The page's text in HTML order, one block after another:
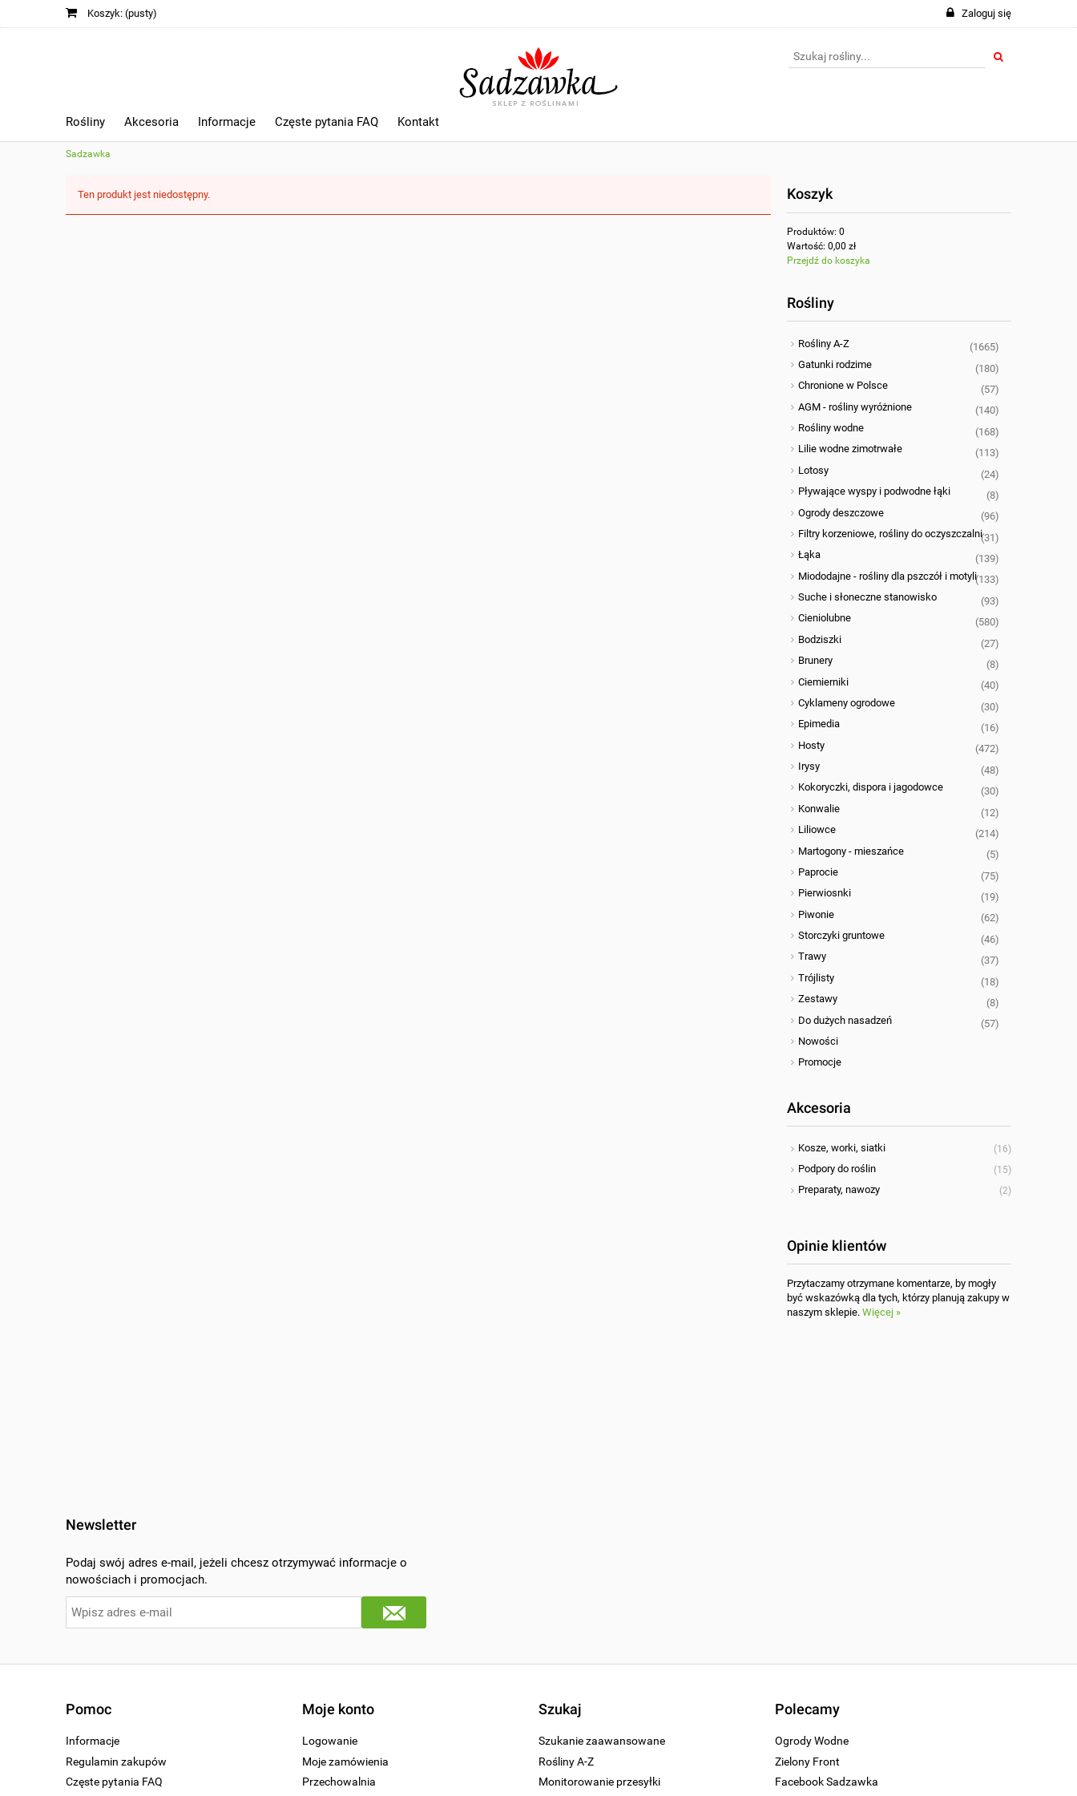
Zaloguj się
Koszyk: (pusty)
Rośliny Akcesoria Informacje Częste pytania FAQ Kontakt
Sadzawka
Ten produkt jest niedostępny. Koszyk
Produktów: 0
Wartość: 0,00 zł
Przejdź do koszyka
Rośliny
Rośliny A-Z
(1665)
Gatunki rodzime
(180)
Chronione w Polsce
(57)
AGM - rośliny wyróżnione
(140)
Rośliny wodne
(168)
Lilie wodne zimotrwałe
(113)
Lotosy
(24)
Pływające wyspy i podwodne łąki
(8)
Ogrody deszczowe
(96)
Filtry korzeniowe, rośliny do oczyszczalni(31)
Łąka
(139)
Miododajne - rośliny dla pszczół i motyli(133)
Suche i słoneczne stanowisko
(93)
Cieniolubne
(580)
Bodziszki
(27)
Brunery
(8)
Ciemierniki
(40)
Cyklameny ogrodowe
(30)
Epimedia
(16)
Hosty
(472)
Irysy
(48)
Kokoryczki, dispora i jagodowce
(30)
Konwalie
(12)
Liliowce
(214)
Martogony - mieszańce
(5)
Paprocie
(75)
Pierwiosnki
(19)
Piwonie
(62)
Storczyki gruntowe
(46)
Trawy
(37)
Trójlisty
(18)
Zestawy
(8)
Do dużych nasadzeń
(57)
Nowości
Promocje
Akcesoria
Kosze, worki, siatki (16)
Podpory do roślin (15)
Preparaty, nawozy (2)
Opinie klientów
Przytaczamy otrzymane komentarze, by mogły
być wskazówką dla tych, którzy planują zakupy w
naszym sklepie. Więcej »
Newsletter
Podaj swój adres e-mail, jeżeli chcesz otrzymywać informacje o
nowościach i promocjach.
Pomoc
Informacje
Regulamin zakupów
Częste pytania FAQ
Moje konto
Logowanie
Moje zamówienia
Przechowalnia
Szukaj
Szukanie zaawansowane
Rośliny A-Z
Monitorowanie przesyłki
Polecamy
Ogrody Wodne
Zielony Front
Facebook Sadzawka